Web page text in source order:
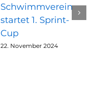
Schwimmverein
startet 1. Sprint-
Cup
22. November 2024